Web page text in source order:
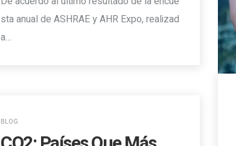
sta anual de ASHRAE y AHR Expo, realizad
a…
BLOG